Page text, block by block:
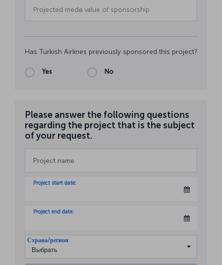
Has Turkish Airlines previously sponsored this project?
Yes No
Please answer the following questions
regarding the project that is the subject
of your request.
Project start date:
Project end date:
Страна/регион
Выбрать